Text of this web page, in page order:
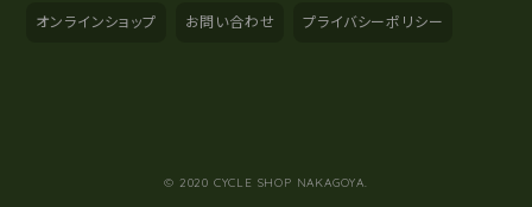
オンラインショップ お問い合わせ プライバシーポリシー
© 2020 CYCLE SHOP NAKAGOYA.